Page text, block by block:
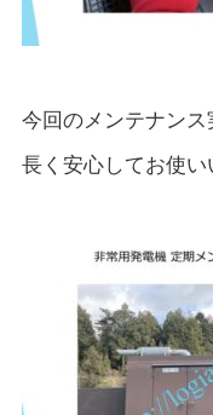
今回のメンテナンス
長く安心してお使